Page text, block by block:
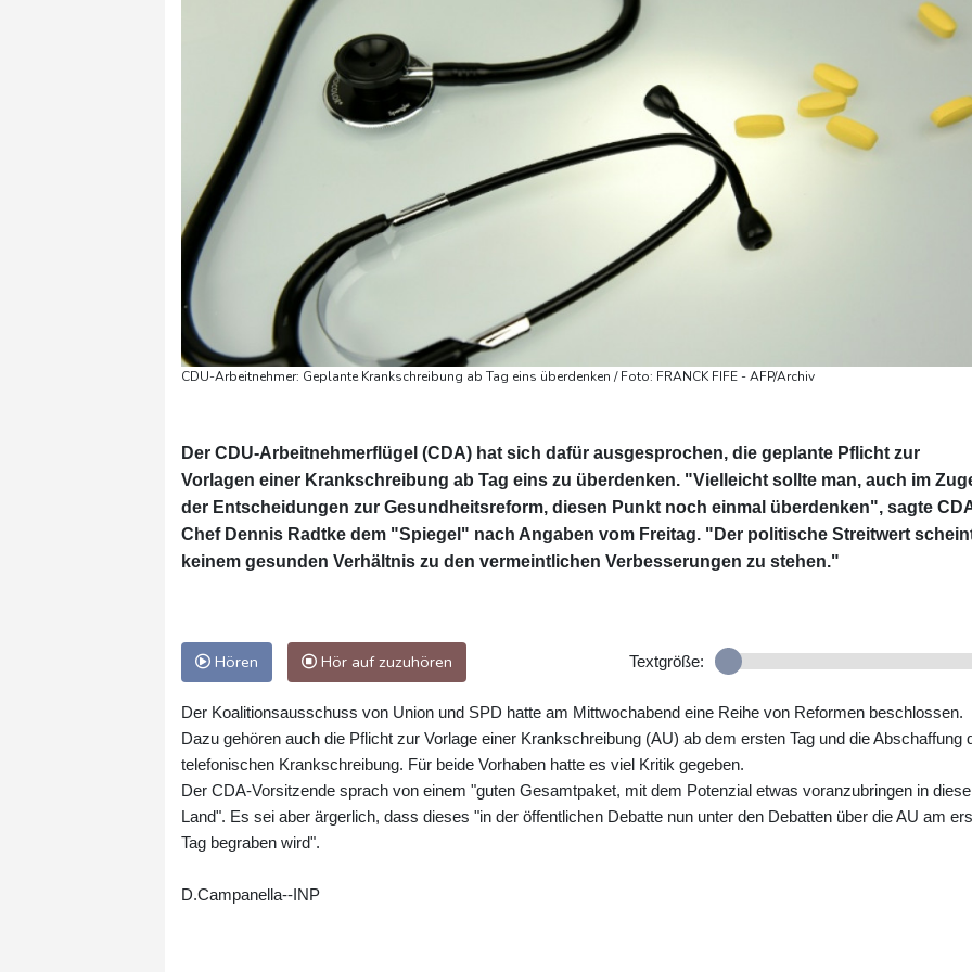
CDU-Arbeitnehmer: Geplante Krankschreibung ab Tag eins überdenken / Foto: FRANCK FIFE - AFP/Archiv
Der CDU-Arbeitnehmerflügel (CDA) hat sich dafür ausgesprochen, die geplante Pflicht zur
Vorlagen einer Krankschreibung ab Tag eins zu überdenken. "Vielleicht sollte man, auch im
der Entscheidungen zur Gesundheitsreform, diesen Punkt noch einmal überdenken", sagte
Chef Dennis Radtke dem "Spiegel" nach Angaben vom Freitag. "Der politische Streitwert
keinem gesunden Verhältnis zu den vermeintlichen Verbesserungen zu stehen."
Hören Hör auf zuzuhören Textgröße:
Der Koalitionsausschuss von Union und SPD hatte am Mittwochabend eine Reihe von Reformen beschlossen.
Dazu gehören auch die Pflicht zur Vorlage einer Krankschreibung (AU) ab dem ersten Tag und die Abschaffung
telefonischen Krankschreibung. Für beide Vorhaben hatte es viel Kritik gegeben.
Der CDA-Vorsitzende sprach von einem "guten Gesamtpaket, mit dem Potenzial etwas voranzubringen in
Land". Es sei aber ärgerlich, dass dieses "in der öffentlichen Debatte nun unter den Debatten über die AU am
Tag begraben wird".
D.Campanella--INP